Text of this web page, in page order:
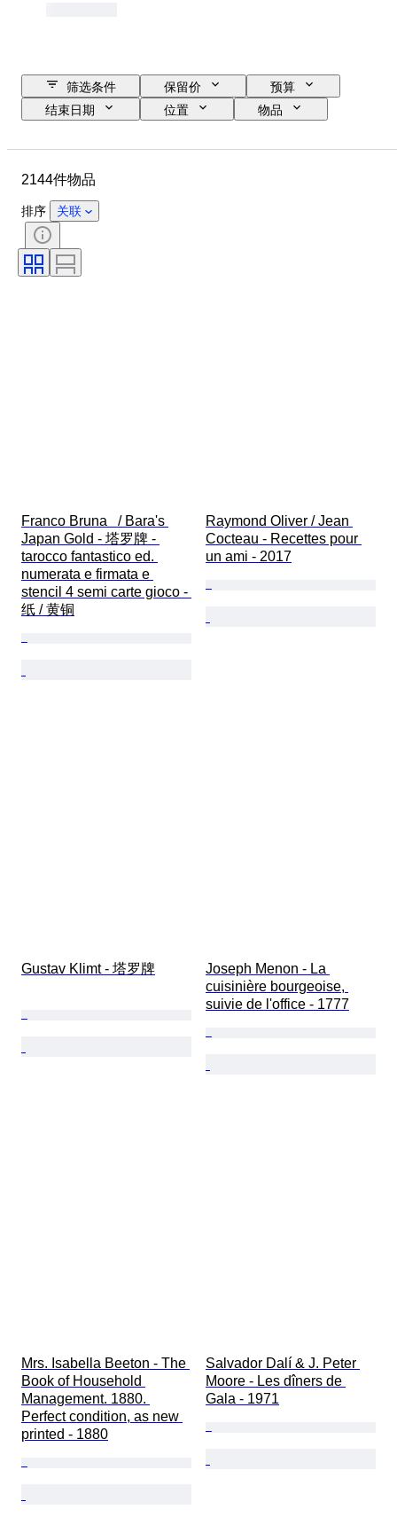
筛选条件 保留价
预算
结束日期
位置
物品
款式
装订
颜色
出售者
运动
2144件物品
排序 关联
Franco Bruna   / Bara's
Japan Gold - 塔罗牌 -
tarocco fantastico ed.
numerata e firmata e
stencil 4 semi carte gioco -
纸 / 黄铜
Raymond Oliver / Jean
Cocteau - Recettes pour
un ami - 2017
Gustav Klimt - 塔罗牌
Joseph Menon - La
cuisinière bourgeoise,
suivie de l'office - 1777
Mrs. Isabella Beeton - The
Book of Household
Management. 1880.
Perfect condition, as new
printed - 1880
Salvador Dalí & J. Peter
Moore - Les dîners de
Gala - 1971